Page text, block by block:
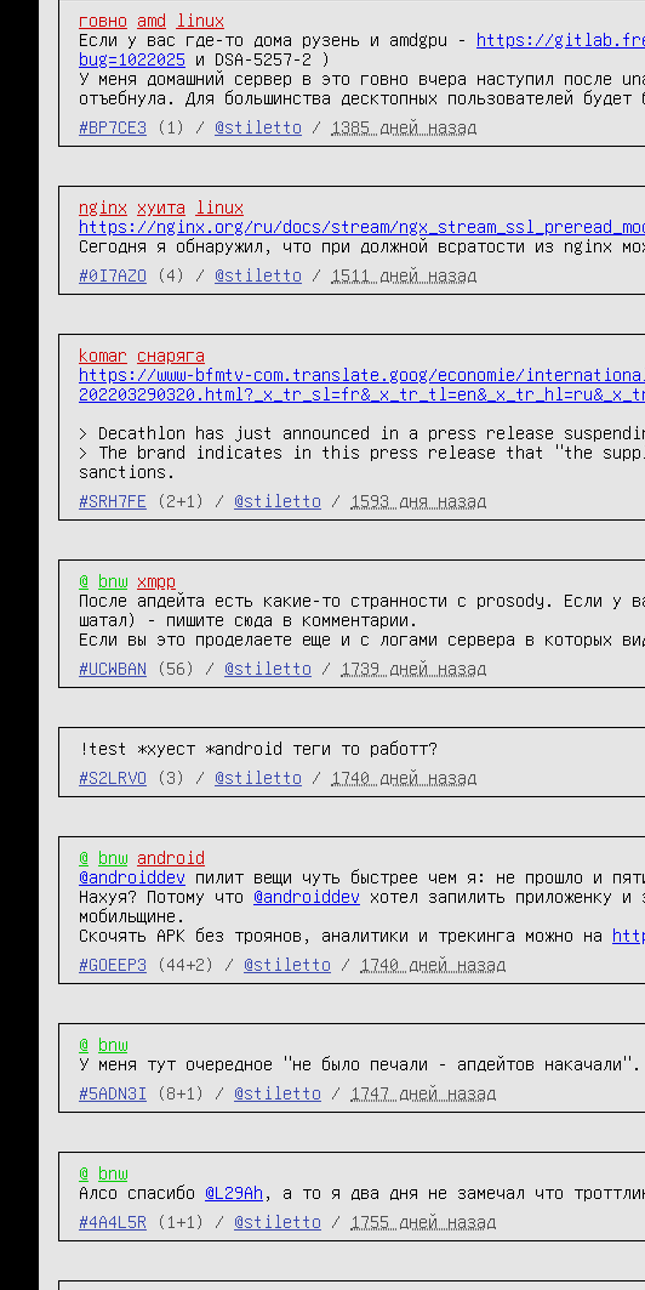
говно amd
linux
Если у вас где-то дома рузень и amdgpu - https://
bug=1022025 и DSA-5257-2 )
У меня домашний сервер в это говно вчера наступил после
отъебнула. Для большинства десктопных пользователей
#BP7CE3
(1) / @stiletto / 1385 дней назад
nginx хуита
linux
https://nginx.org/ru/docs/stream/
#0I7AZO
(4) / @stiletto / 1511 дней назад
komar
снаряга
https://www-bfmtv-com.translate.goog/economie/
> Decathlon has just announced in a press release
> The brand indicates in this press release that "the
sanctions.
#SRH7FE
(2+1) / @stiletto / 1593 дня назад
@ bnw xmpp
После апдейта есть какие-то странности с prosody. Если у
шатал) - пишите сюда в комментарии.
Если вы это проделаете еще и с логами сервера в которых
#UCWBAN
(56) / @stiletto / 1739 дней назад
!test *хуест *android теги то работт?
#S2LRVO
(3) / @stiletto / 1740 дней назад
@ bnw android
@androiddev пилит вещи чуть быстрее чем я: не прошло и
Нахуя? Потому что @androiddev хотел запилить приложенку
мобильщине.
Скочять APK без троянов, аналитики и трекинга можно на
#GOEEP3
(44+2) / @stiletto / 1740 дней назад
@
bnw
У меня тут очередное "не было печали - апдейтов
#5ADN3I
(8+1) / @stiletto / 1747 дней назад
@
bnw
Алсо спасибо @L29Ah , а то я два дня не замечал что
#4A4L5R
(1+1) / @stiletto / 1755 дней назад